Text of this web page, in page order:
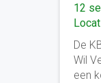
12
De
Wil
een